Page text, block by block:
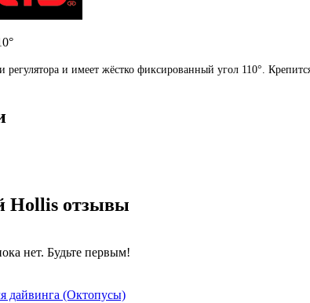
регулятора и имеет жёстко фиксированный угол 110°.
Hollis отзывы
нет. Будьте первым!
дайвинга (Октопусы)